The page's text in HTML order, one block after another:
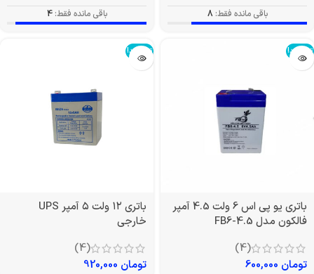
باقی مانده فقط: 8 باقی مانده فقط: 4
تمام شد!
باتری یو پی اس 6 ولت 4.5 آمپر
فالکون مدل FB6-4.5
(4)
تومان
تمام شد!
باتری ۱۲ ولت ۵ آمپر UPS
خارجی
(4)
تومان